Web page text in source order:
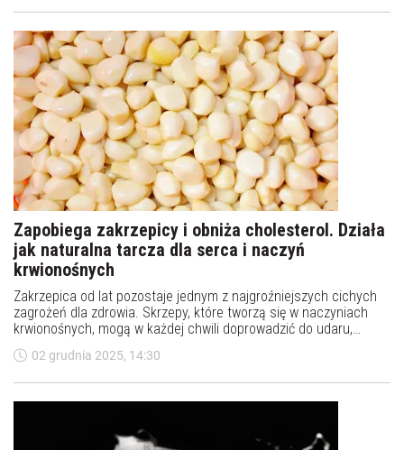
Zapobiega zakrzepicy i obniża cholesterol. Działa
jak naturalna tarcza dla serca i naczyń
krwionośnych
Zakrzepica od lat pozostaje jednym z najgroźniejszych cichych
zagrożeń dla zdrowia. Skrzepy, które tworzą się w naczyniach
krwionośnych, mogą w każdej chwili doprowadzić do udaru,
zawału czy zatorowości płucnej. Choć podstawą leczenia
zawsze są metody medyczne, nauka coraz częściej podkreśla,
02 grudnia 2025, 14:30